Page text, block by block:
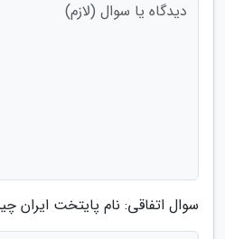
سوال اتفاقی: نام پایتخت ایران